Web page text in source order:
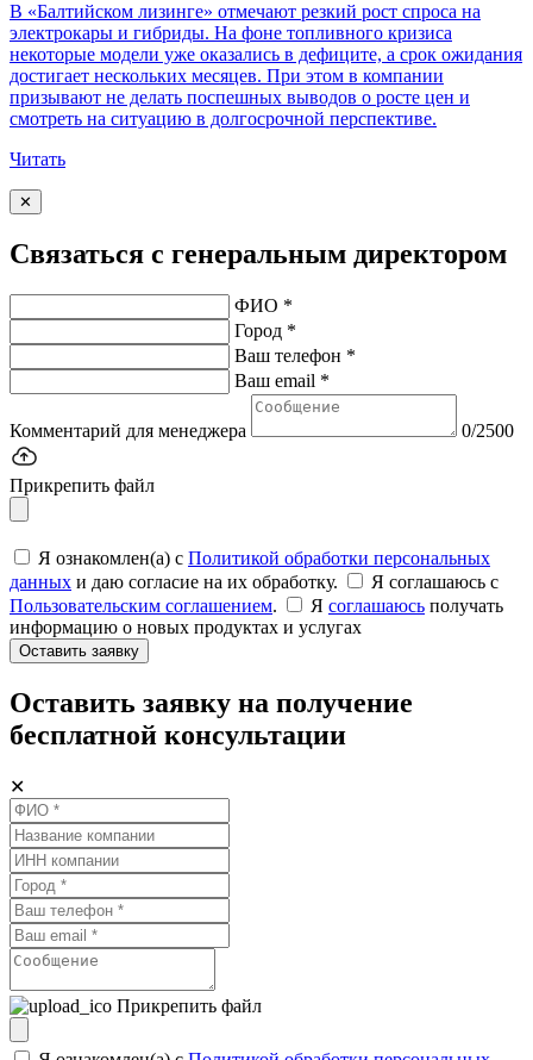
В «Балтийском лизинге» отмечают резкий рост спроса на
электрокары и гибриды. На фоне топливного кризиса
некоторые модели уже оказались в дефиците, а срок ожидания
достигает нескольких месяцев. При этом в компании
призывают не делать поспешных выводов о росте цен и
смотреть на ситуацию в долгосрочной перспективе.
Читать
✕
Связаться с генеральным директором
ФИО *
Город *
Ваш телефон *
Ваш email *
Комментарий для менеджера 0/2500
Прикрепить файл
Я ознакомлен(а) с Политикой обработки персональных
данных и даю согласие на их обработку.
Я соглашаюсь c
Пользовательским соглашением. Я соглашаюсь получать
информацию о новых продуктах и услугах
Оставить заявку
Оставить заявку на получение
бесплатной консультации
✕
Прикрепить файл